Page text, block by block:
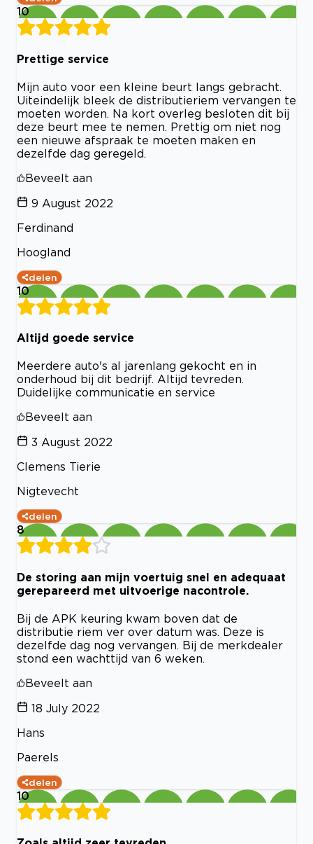
10
Prettige service
Mijn auto voor een kleine beurt langs gebracht.
Uiteindelijk bleek de distributieriem vervangen te
moeten worden. Na kort overleg besloten dit bij
deze beurt mee te nemen. Prettig om niet nog
een nieuwe afspraak te moeten maken en
dezelfde dag geregeld.
Beveelt aan
9 August 2022
Ferdinand
Hoogland
delen
10
Altijd goede service
Meerdere auto's al jarenlang gekocht en in
onderhoud bij dit bedrijf. Altijd tevreden.
Duidelijke communicatie en service
Beveelt aan
3 August 2022
Clemens Tierie
Nigtevecht
delen
8
De storing aan mijn voertuig snel en adequaat
gerepareerd met uitvoerige nacontrole.
Bij de APK keuring kwam boven dat de
distributie riem ver over datum was. Deze is
dezelfde dag nog vervangen. Bij de merkdealer
stond een wachttijd van 6 weken.
Beveelt aan
18 July 2022
Hans
Paerels
delen
10